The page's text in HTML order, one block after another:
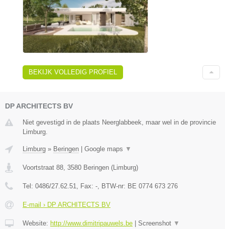
BEKIJK VOLLEDIG PROFIEL
DP ARCHITECTS BV
Niet gevestigd in de plaats Neerglabbeek, maar wel in de provincie
Limburg.
Limburg » Beringen Google maps ▼
Voortstraat 88, 3580 Beringen (Limburg)
Tel: 0486/27.62.51, Fax: -, BTW-nr: BE 0774 673 276
E-mail › DP ARCHITECTS BV
Website: http://www.dimitripauwels.be Screenshot ▼